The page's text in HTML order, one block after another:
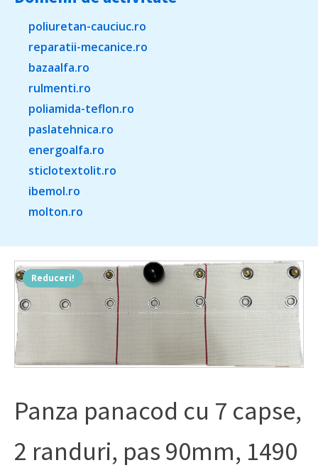
poliuretan-cauciuc.ro
reparatii-mecanice.ro
bazaalfa.ro
rulmenti.ro
poliamida-teflon.ro
paslatehnica.ro
energoalfa.ro
sticlotextolit.ro
ibemol.ro
molton.ro
Reduceri!
Panza panacod cu 7 capse,
2 randuri, pas 90mm, 1490